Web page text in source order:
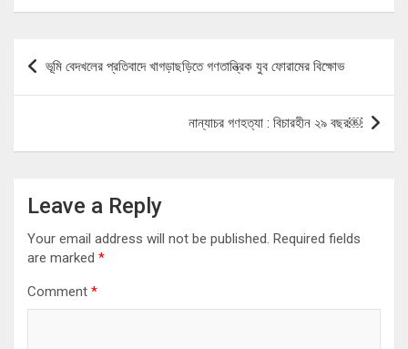
Post
navigation
ভূমি বেদখলের প্রতিবাদে খাগড়াছড়িতে গণতান্ত্রিক যুব ফোরামের বিক্ষোভ
নান্যাচর গণহত্যা : বিচারহীন ২৯ বছর￼
Leave a Reply
Your email address will not be published. Required fields
are marked *
Comment *